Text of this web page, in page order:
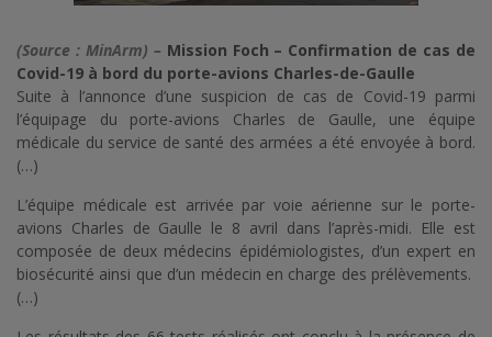
(Source : MinArm) – Mission Foch – Confirmation de cas de
Covid-19 à bord du porte-avions Charles-de-Gaulle
Suite à l’annonce d’une suspicion de cas de Covid-19 parmi
l’équipage du porte-avions Charles de Gaulle, une équipe
médicale du service de santé des armées a été envoyée à bord.
(…)
L’équipe médicale est arrivée par voie aérienne sur le porte-
avions Charles de Gaulle le 8 avril dans l’après-midi. Elle est
composée de deux médecins épidémiologistes, d’un expert en
biosécurité ainsi que d’un médecin en charge des prélèvements.
(…)